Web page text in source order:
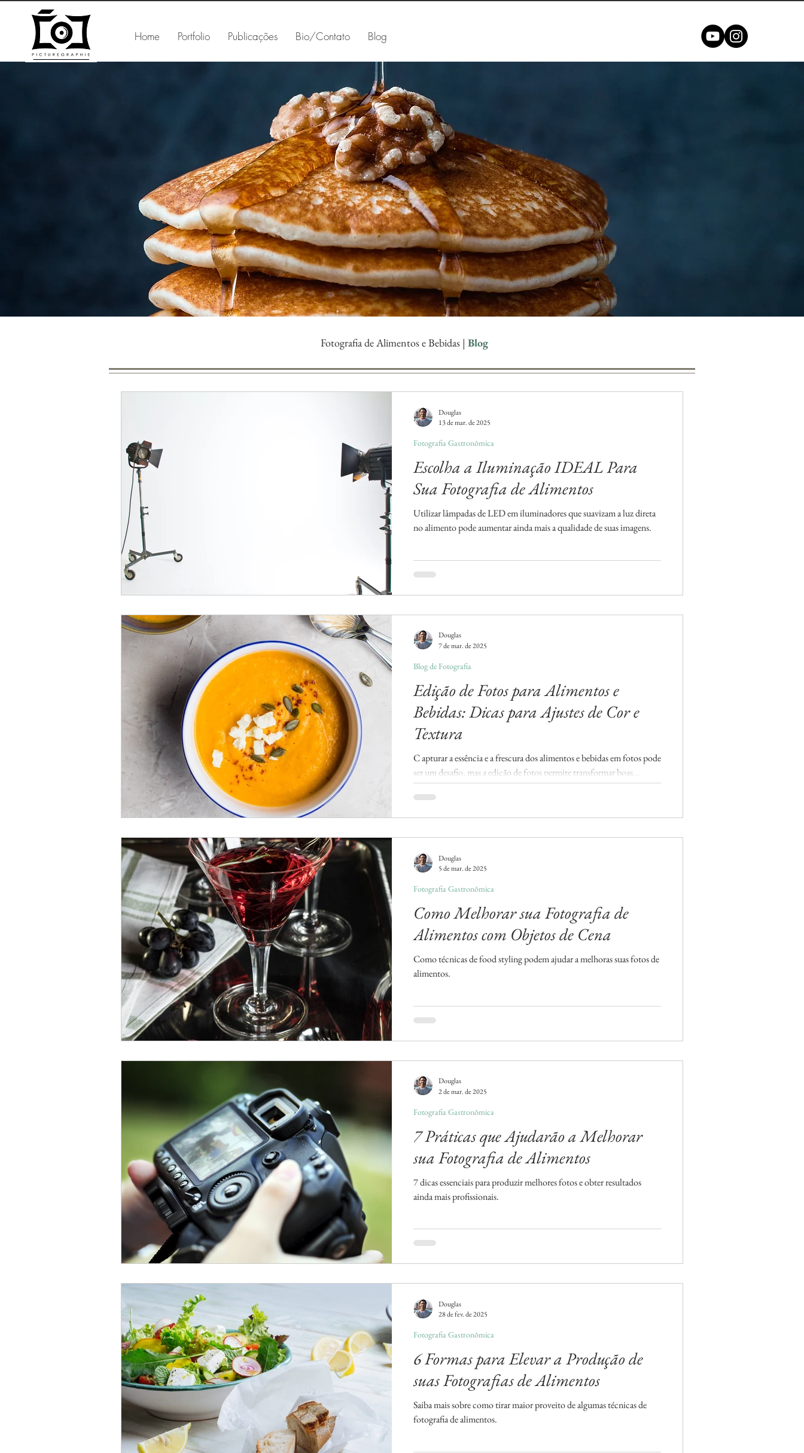
Home Portfolio Publicações Bio/Contato Blog
Fotografia de Alimentos e Bebidas | Blog
Escolha a Iluminação IDEAL Para
Sua Fotografia de Alimentos
Utilizar lâmpadas de LED em iluminadores que suavizam a luz direta
no alimento pode aumentar ainda mais a qualidade de suas imagens.
Fotografia Gastronômica
Douglas
13 de mar. de 2025
Edição de Fotos para Alimentos e
Bebidas: Dicas para Ajustes de Cor e
Textura
C apturar a essência e a frescura dos alimentos e bebidas em fotos pode
ser um desafio, mas a edição de fotos permite transformar boas...
Blog de Fotografia
Douglas
7 de mar. de 2025
Como Melhorar sua Fotografia de
Alimentos com Objetos de Cena
Como técnicas de food styling podem ajudar a melhoras suas fotos de
alimentos.
Fotografia Gastronômica
Douglas
5 de mar. de 2025
7 Práticas que Ajudarão a Melhorar
sua Fotografia de Alimentos
7 dicas essenciais para produzir melhores fotos e obter resultados
ainda mais profissionais.
Fotografia Gastronômica
Douglas
2 de mar. de 2025
6 Formas para Elevar a Produção de
suas Fotografias de Alimentos
Saiba mais sobre como tirar maior proveito de algumas técnicas de
fotografia de alimentos.
Fotografia Gastronômica
Douglas
28 de fev. de 2025